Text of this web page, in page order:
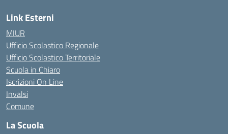
Link Esterni
MIUR
Ufficio Scolastico Regionale
Ufficio Scolastico Territoriale
Scuola in Chiaro
Iscrizioni On Line
Invalsi
Comune
La Scuola